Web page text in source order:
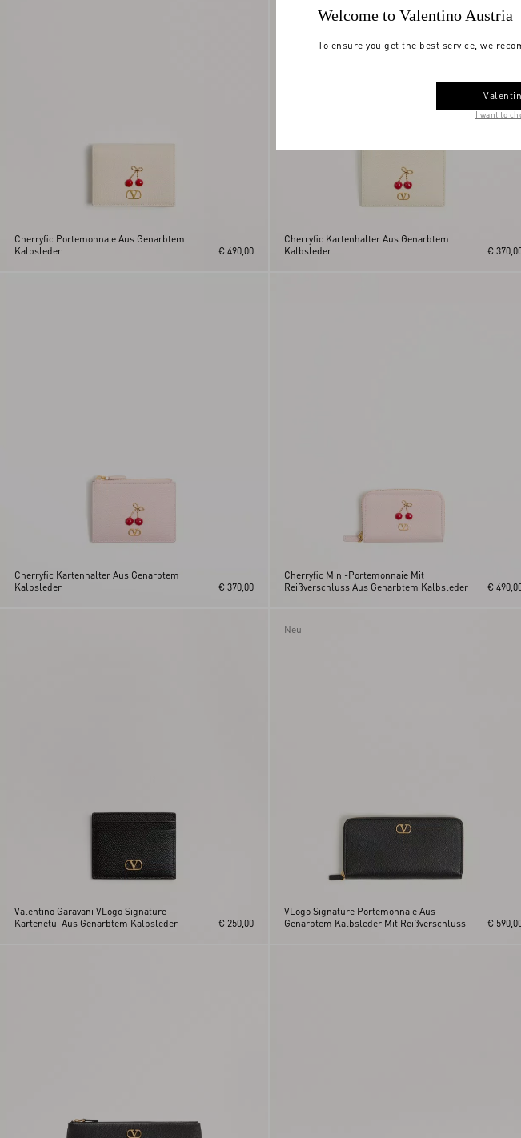
Cherryfic Portemonnaie Aus Genarbtem
Kalbsleder
€ 490,00
Cherryfic Kartenhalter Aus Genarbtem
Kalbsleder
€
Cherryfic Kartenhalter Aus Genarbtem
Kalbsleder
€ 370,00
Cherryfic Mini-Portemonnaie Mit
Reißverschluss Aus Genarbtem Kalbsleder
€
Valentino Garavani VLogo Signature
Kartenetui Aus Genarbtem Kalbsleder
€ 250,00
Neu
VLogo Signature Portemonnaie Aus
Genarbtem Kalbsleder Mit Reißverschluss
€
Welcome to Valentino Austria
To ensure you get the best service, we
I want to